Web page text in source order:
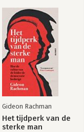
Gideon Rachman
Het tijdperk van de
sterke man